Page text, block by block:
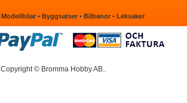
Modellbilar• Byggsatser• Bilbanor• Leksaker
Copyright © Bromma Hobby AB..